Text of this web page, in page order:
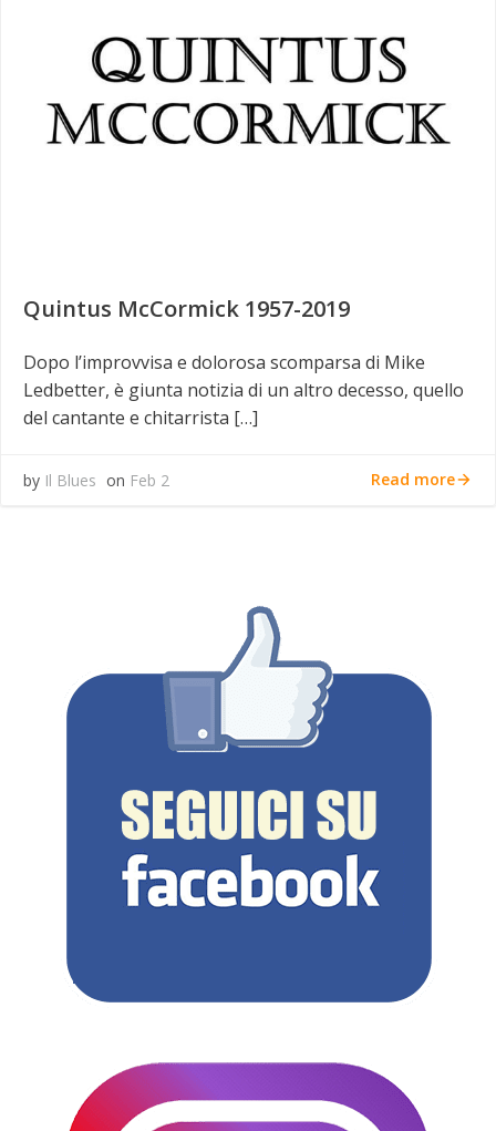
Quintus McCormick 1957-2019
Dopo l’improvvisa e dolorosa scomparsa di Mike
Ledbetter, è giunta notizia di un altro decesso, quello
del cantante e chitarrista […]
by Il Blues on Feb 2 Read more